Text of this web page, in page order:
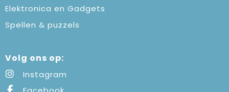
Elektronica en Gadgets
Spellen & puzzels
Volg ons op:
Instagram